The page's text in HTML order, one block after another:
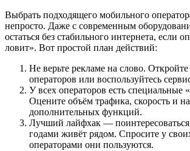
Выбрать подходящего мобильного
непросто. Даже с современным
остаться без стабильного интернета, если
ловит». Вот простой план действий:
Не верьте рекламе на слово.
операторов или воспользуйтесь
У всех операторов есть специальные
Оцените объём трафика, скорость и
дополнительных функций.
Лучший лайфхак — поинтересоваться
годами живёт рядом. Спросите у
операторами они пользуются.